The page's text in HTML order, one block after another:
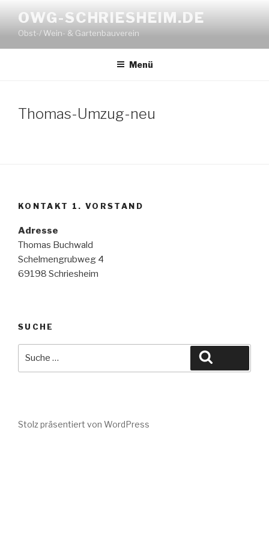
Inhalt
springen
OWG-SCHRIESHEIM.DE
Obst-/ Wein- & Gartenbauverein
Menü
Thomas-Umzug-neu
KONTAKT 1. VORSTAND
Adresse
Thomas Buchwald
Schelmengrubweg 4
69198 Schriesheim
SUCHE
Stolz präsentiert von WordPress